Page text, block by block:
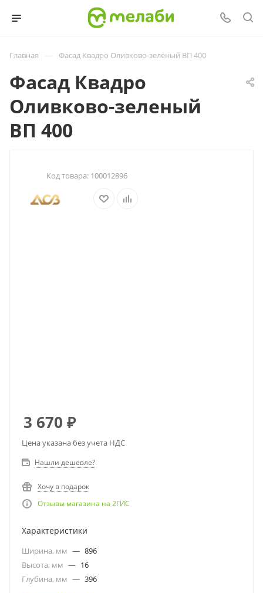
Главная — Фасад Квадро Оливково-зеленый ВП 400
Фасад Квадро
Оливково-зеленый
ВП 400
Код товара: 100012896
3 670 ₽
Цена указана без учета НДС
Нашли дешевле?
Хочу в подарок
Отзывы магазина на 2ГИС
Характеристики
Ширина, мм — 896
Высота, мм — 16
Глубина, мм — 396